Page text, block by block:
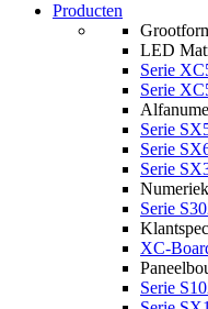
Producten
LED
Serie
Serie
Serie
Serie
Serie
Numeriek
Serie
XC-
Serie